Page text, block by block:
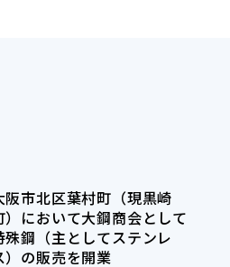
阪市北区葉村町（現黒崎
）において大鋼商会として
殊鋼（主としてステンレ
）の販売を開業